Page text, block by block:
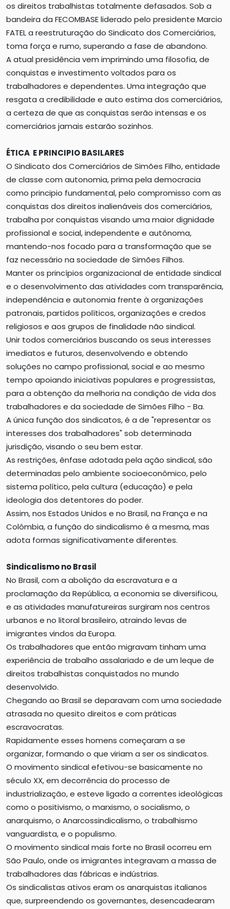
os direitos trabalhistas totalmente defasados. Sob a
bandeira da FECOMBASE liderado pelo presidente Marcio
FATEL a reestruturação do Sindicato dos Comerciários,
toma força e rumo, superando a fase de abandono.
A atual presidência vem imprimindo uma filosofia, de
conquistas e investimento voltados para os
trabalhadores e dependentes. Uma integração que
resgata a credibilidade e auto estima dos comerciários,
a certeza de que as conquistas serão intensas e os
comerciários jamais estarão sozinhos.
ÉTICA E PRINCIPIO BASILARES
O Sindicato dos Comerciários de Simões Filho, entidade
de classe com autonomia, prima pela democracia
como principio fundamental, pelo compromisso com as
conquistas dos direitos inalienáveis dos comerciários,
trabalha por conquistas visando uma maior dignidade
profissional e social, independente e autônoma,
mantendo-nos focado para a transformação que se
faz necessário na sociedade de Simões Filhos.
Manter os princípios organizacional de entidade sindical
e o desenvolvimento das atividades com transparência,
independência e autonomia frente à organizações
patronais, partidos políticos, organizações e credos
religiosos e aos grupos de finalidade não sindical.
Unir todos comerciários buscando os seus interesses
imediatos e futuros, desenvolvendo e obtendo
soluções no campo profissional, social e ao mesmo
tempo apoiando iniciativas populares e progressistas,
para a obtenção da melhoria na condição de vida dos
trabalhadores e da sociedade de Simões Filho - Ba.
A única função dos sindicatos, é a de "representar os
interesses dos trabalhadores" sob determinada
jurisdição, visando o seu bem estar.
As restrições, ênfase adotada pela ação sindical, são
determinadas pelo ambiente socioeconômico, pelo
sistema político, pela cultura (educação) e pela
ideologia dos detentores do poder.
Assim, nos Estados Unidos e no Brasil, na França e na
Colômbia, a função do sindicalismo é a mesma, mas
adota formas significativamente diferentes.
Sindicalismo no Brasil
No Brasil, com a abolição da escravatura e a
proclamação da República, a economia se diversificou,
e as atividades manufatureiras surgiram nos centros
urbanos e no litoral brasileiro, atraindo levas de
imigrantes vindos da Europa.
Os trabalhadores que então migravam tinham uma
experiência de trabalho assalariado e de um leque de
direitos trabalhistas conquistados no mundo
desenvolvido.
Chegando ao Brasil se deparavam com uma sociedade
atrasada no quesito direitos e com práticas
escravocratas.
Rapidamente esses homens começaram a se
organizar, formando o que viriam a ser os sindicatos.
O movimento sindical efetivou-se basicamente no
século XX, em decorrência do processo de
industrialização, e esteve ligado a correntes ideológicas
como o positivismo, o marxismo, o socialismo, o
anarquismo, o Anarcossindicalismo, o trabalhismo
vanguardista, e o populismo.
O movimento sindical mais forte no Brasil ocorreu em
São Paulo, onde os imigrantes integravam a massa de
trabalhadores das fábricas e indústrias.
Os sindicalistas ativos eram os anarquistas italianos
que, surpreendendo os governantes, desencadearam